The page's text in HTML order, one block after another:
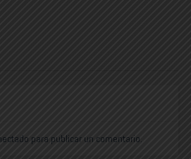
para publicar un comentario.